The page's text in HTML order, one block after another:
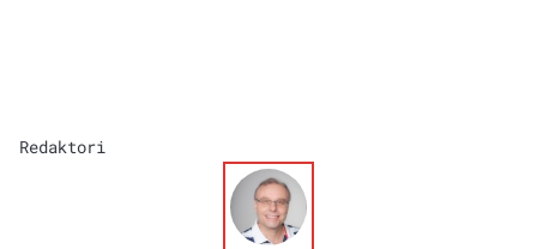
Redaktori